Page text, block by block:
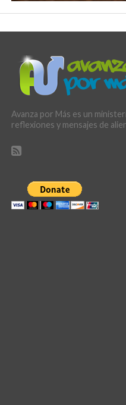
Avanza por Más es un
reflexiones y mensajes de